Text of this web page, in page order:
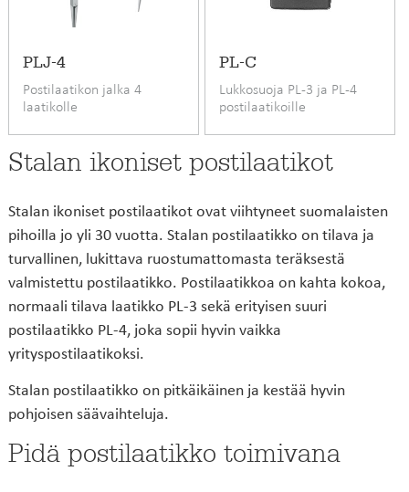
PLJ-4
Postilaatikon jalka 4
laatikolle
PL-C
Lukkosuoja PL-3 ja PL-4
postilaatikoille
Stalan ikoniset postilaatikot
Stalan ikoniset postilaatikot ovat viihtyneet suomalaisten
pihoilla jo yli 30 vuotta. Stalan postilaatikko on tilava ja
turvallinen, lukittava ruostumattomasta teräksestä
valmistettu postilaatikko. Postilaatikkoa on kahta kokoa,
normaali tilava laatikko PL-3 sekä erityisen suuri
postilaatikko PL-4, joka sopii hyvin vaikka
yrityspostilaatikoksi.
Stalan postilaatikko on pitkäikäinen ja kestää hyvin
pohjoisen säävaihteluja.
Pidä postilaatikko toimivana